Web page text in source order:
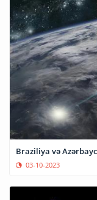
Braziliya və
03-10-2023